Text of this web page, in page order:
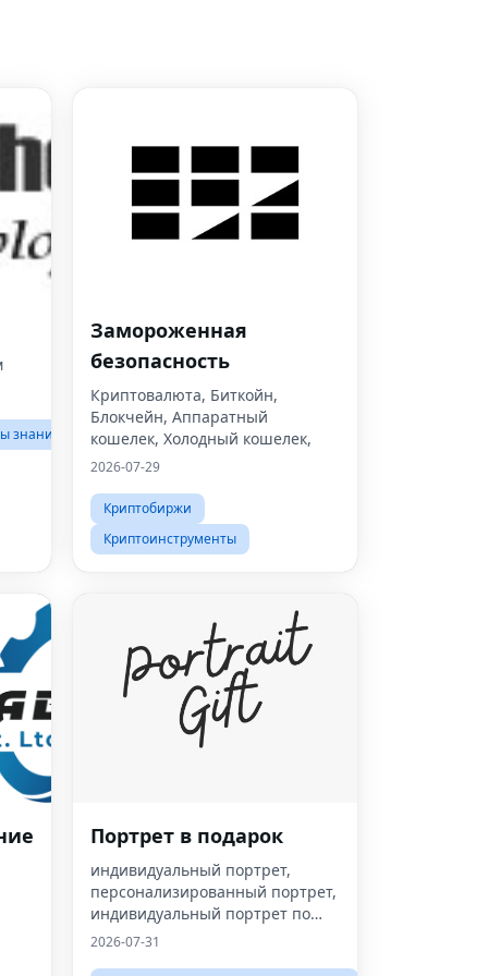
знаний
Замороженная
безопасность
Криптовалюта, Биткойн,
Блокчейн, Аппаратный
кошелек, Холодный кошелек,
2026-07-29
Криптобиржи
Криптоинструменты
Портрет в подарок
индивидуальный портрет,
персонализированный портрет,
индивидуальный портрет по
фотографии,
2026-07-31